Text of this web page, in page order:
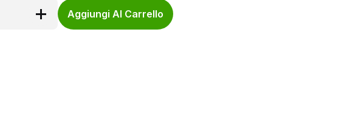
Aggiungi Al Carrello